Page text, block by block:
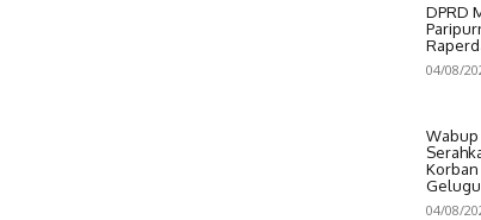
DPRD
04/08/
Wabup
Korban
04/08/